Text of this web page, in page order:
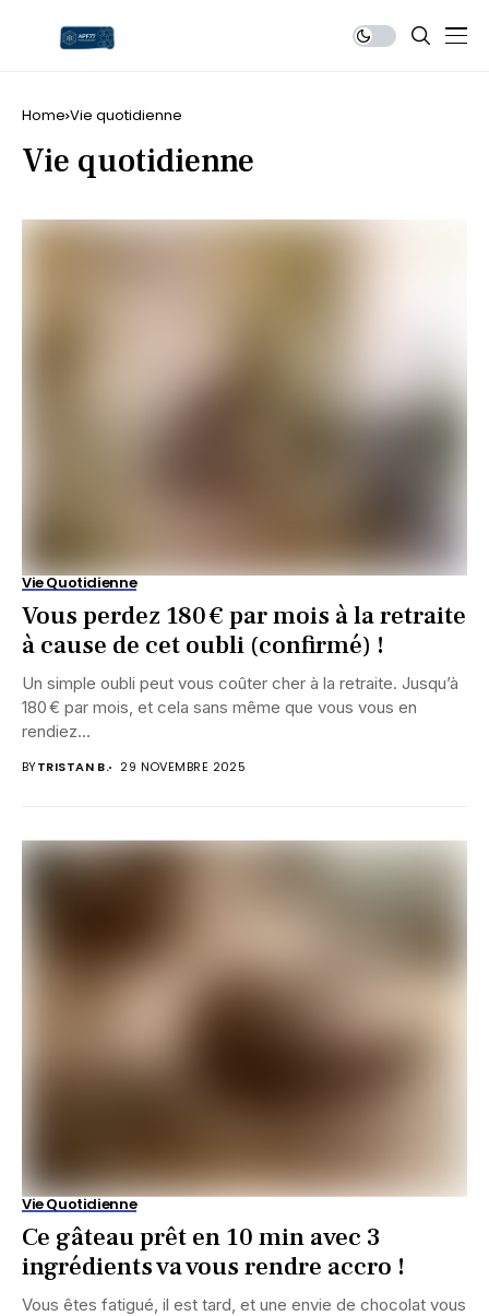
Home Vie quotidienne
Vie quotidienne
Vie Quotidienne
Vous perdez 180 € par mois à la retraite
à cause de cet oubli (confirmé) !
Un simple oubli peut vous coûter cher à la retraite. Jusqu’à
180 € par mois, et cela sans même que vous vous en
rendiez...
BYTRISTAN B. 29 NOVEMBRE 2025
Vie Quotidienne
Ce gâteau prêt en 10 min avec 3
ingrédients va vous rendre accro !
Vous êtes fatigué, il est tard, et une envie de chocolat vous